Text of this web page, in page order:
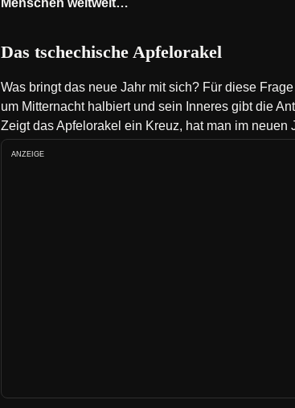
Menschen weltweit…
Das tschechische Apfelorakel
Was bringt das neue Jahr mit sich? Für diese
um Mitternacht halbiert und sein Inneres gibt die
Zeigt das Apfelorakel ein Kreuz, hat man im neuen
ANZEIGE